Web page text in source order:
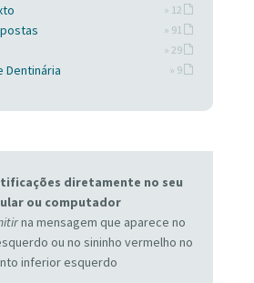
» 12
» 91
» 29
Dentinária » 9
diretamente no seu
ou computador
na mensagem que aparece no
ou no sininho vermelho no
inferior esquerdo